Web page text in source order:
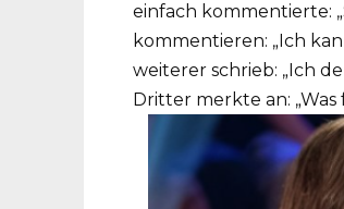
einfach kommentierte:
kommentieren: „Ich
weiterer schrieb: „Ich
Dritter merkte an: